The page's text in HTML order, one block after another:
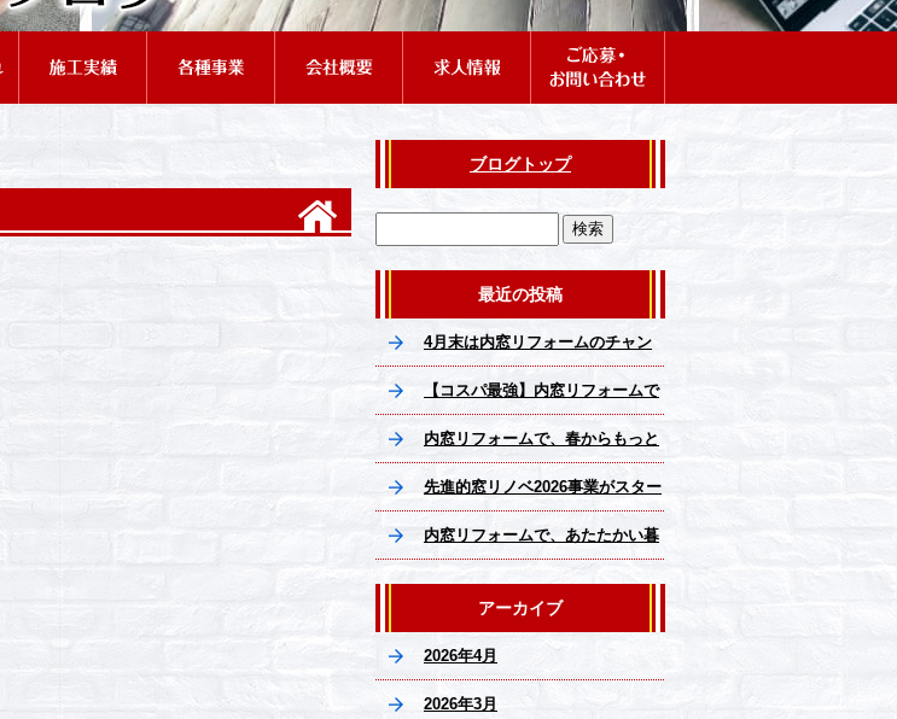
ブログトップ
最近の投稿
4月末は内窓リフォームのチャン
ス！補助金活用でさらにお得に快
適な夏へ
【コスパ最強】内窓リフォームで
家が快適になる3つの理由
内窓リフォームで、春からもっと
快適な住まいへ
先進的窓リノベ2026事業がスター
ト！
内窓リフォームで、あたたかい暮
らしを
アーカイブ
2026年4月
2026年3月